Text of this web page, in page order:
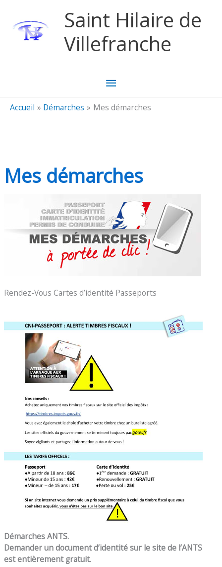
Saint Hilaire de
Villefranche
Menu
principal
Accueil Démarches Mes démarches
Mes démarches
Rendez-Vous Cartes d’identité Passeports
Démarches ANTS.
Demander un document d’identité sur le site de l’ANTS
est entièrement gratuit.